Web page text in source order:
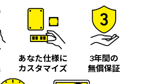
あなた仕様に
カスタマイズ
3年間の
無償保証